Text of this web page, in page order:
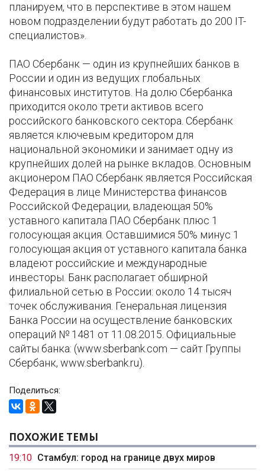
планируем, что в перспективе в этом нашем
новом подразделении будут работать до 200 IT-
специалистов».
ПАО Сбербанк — один из крупнейших банков в
России и один из ведущих глобальных
финансовых институтов. На долю Сбербанка
приходится около трети активов всего
российского банковского сектора. Сбербанк
является ключевым кредитором для
национальной экономики и занимает одну из
крупнейших долей на рынке вкладов. Основным
акционером ПАО Сбербанк является Российская
Федерация в лице Министерства финансов
Российской Федерации, владеющая 50%
уставного капитала ПАО Сбербанк плюс 1
голосующая акция. Оставшимися 50% минус 1
голосующая акция от уставного капитала банка
владеют российские и международные
инвесторы. Банк располагает обширной
филиальной сетью в России: около 14 тысяч
точек обслуживания. Генеральная лицензия
Банка России на осуществление банковских
операций № 1481 от 11.08.2015. Официальные
сайты банка: (www.sberbank.com — сайт Группы
Сбербанк, www.sberbank.ru).
Поделиться:
ПОХОЖИЕ ТЕМЫ
19:10 Стамбул: город на границе двух миров